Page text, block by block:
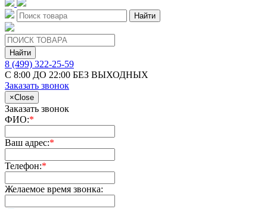
Найти
Найти
8 (499) 322-25-59
С 8:00 ДО 22:00 БЕЗ ВЫХОДНЫХ
Заказать звонок
×Close
Заказать звонок
ФИО:*
Ваш адрес:*
Телефон:*
Желаемое время звонка: